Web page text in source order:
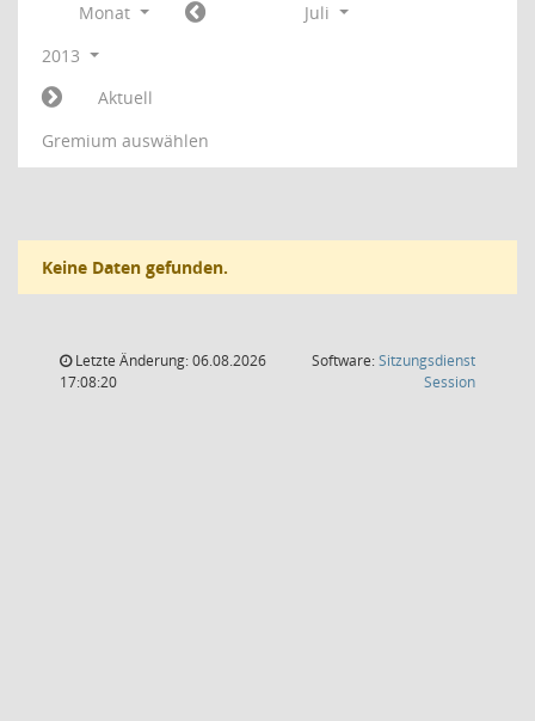
Monat
Juli
2013
Aktuell
Gremium auswählen
Keine Daten gefunden.
Letzte Änderung: 06.08.2026
17:08:20
Software:Sitzungsdienst
Session(Wird in